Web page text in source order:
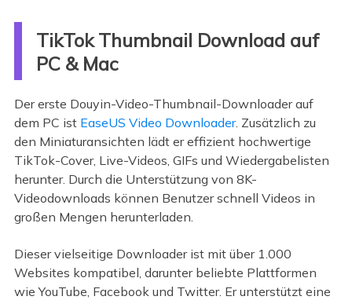
TikTok Thumbnail Download auf
PC & Mac
Der erste Douyin-Video-Thumbnail-Downloader auf
dem PC ist EaseUS Video Downloader. Zusätzlich zu
den Miniaturansichten lädt er effizient hochwertige
TikTok-Cover, Live-Videos, GIFs und Wiedergabelisten
herunter. Durch die Unterstützung von 8K-
Videodownloads können Benutzer schnell Videos in
großen Mengen herunterladen.
Dieser vielseitige Downloader ist mit über 1.000
Websites kompatibel, darunter beliebte Plattformen
wie YouTube, Facebook und Twitter. Er unterstützt eine